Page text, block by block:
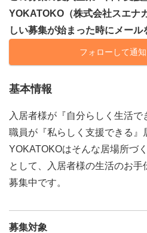
YOKATOKO（株式会社スエナ
しい募集が始まった時にメール
フォローして通
基本情報
入居者様が『自分らしく生活で
職員が『私らしく支援できる』
YOKATOKOはそんな居場所づ
として、入居者様の生活のお
募集中です。
募集対象